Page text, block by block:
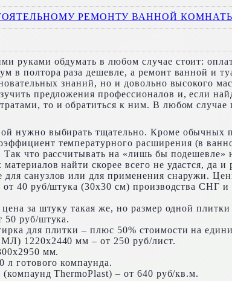
РЕМОНТУ ВАННОЙ
руками обдумать в любом случае стоит:
в полтора раза дешевле, а ремонт ванной и
знаний, но и довольно высокого
предложения профессионалов и, если
то и обратиться к ним. В любом случае
нужно выбирать тщательно. Кроме обычных
температурного расширения (в
Так что рассчитывать на «лишь бы подешевле»
найти скорее всего не удастся, да
для санузлов или для применения снаружи.
40 руб/штука (30х30 см) производства СНГ
за штуку такая же, но размер одной
50 руб/штука.
для плитки – плюс 50% стоимости на
1220х2440 мм – от 250 руб/лист.
мм.
готового компаунда.
ThermoPlast) – от 640 руб/кв.м.